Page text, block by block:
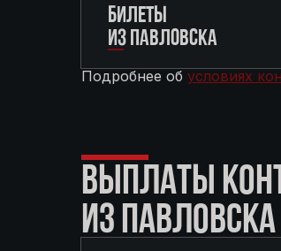
БИЛЕТЫ
ИЗ ПАВЛОВСКА
Подробнее об условиях
ВЫПЛАТЫ
ИЗ ПАВЛОВСКА